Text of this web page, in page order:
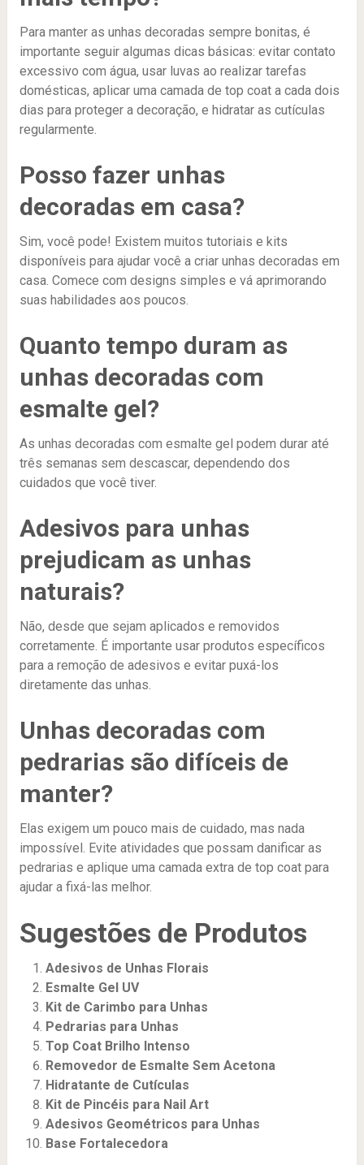
Para manter as unhas decoradas sempre bonitas, é
importante seguir algumas dicas básicas: evitar contato
excessivo com água, usar luvas ao realizar tarefas
domésticas, aplicar uma camada de top coat a cada dois
dias para proteger a decoração, e hidratar as cutículas
regularmente.
Posso fazer unhas
decoradas em casa?
Sim, você pode! Existem muitos tutoriais e kits
disponíveis para ajudar você a criar unhas decoradas em
casa. Comece com designs simples e vá aprimorando
suas habilidades aos poucos.
Quanto tempo duram as
unhas decoradas com
esmalte gel?
As unhas decoradas com esmalte gel podem durar até
três semanas sem descascar, dependendo dos
cuidados que você tiver.
Adesivos para unhas
prejudicam as unhas
naturais?
Não, desde que sejam aplicados e removidos
corretamente. É importante usar produtos específicos
para a remoção de adesivos e evitar puxá-los
diretamente das unhas.
Unhas decoradas com
pedrarias são difíceis de
manter?
Elas exigem um pouco mais de cuidado, mas nada
impossível. Evite atividades que possam danificar as
pedrarias e aplique uma camada extra de top coat para
ajudar a fixá-las melhor.
Sugestões de Produtos
Adesivos de Unhas Florais
Esmalte Gel UV
Kit de Carimbo para Unhas
Pedrarias para Unhas
Top Coat Brilho Intenso
Removedor de Esmalte Sem Acetona
Hidratante de Cutículas
Kit de Pincéis para Nail Art
Adesivos Geométricos para Unhas
Base Fortalecedora